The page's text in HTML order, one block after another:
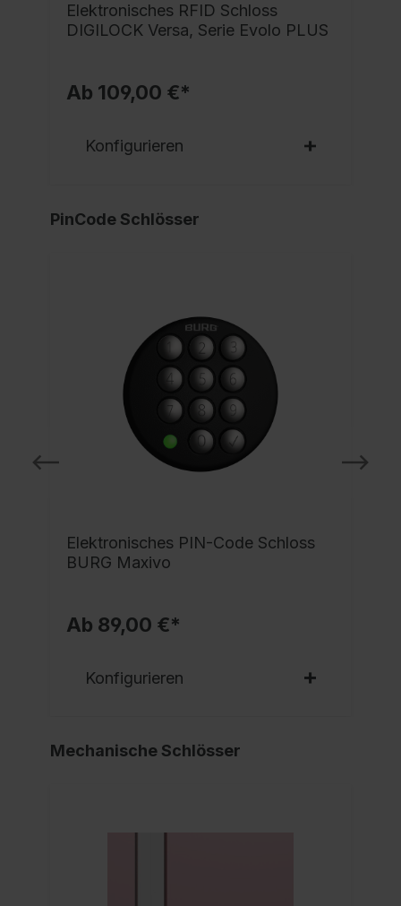
Elektronisches RFID Schloss
DIGILOCK Versa, Serie Evolo PLUS
Ab 109,00 €*
Konfigurieren
PinCode Schlösser
Elektronisches PIN-Code Schloss
BURG Maxivo
Ab 89,00 €*
Konfigurieren
Mechanische Schlösser